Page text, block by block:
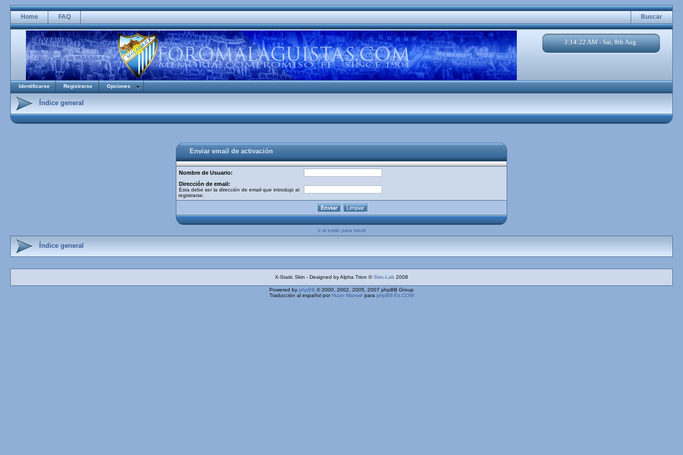
Home FAQ Buscar
3:14:22 AM - Sat, 8th Aug
Identificarse Registrarse Opciones
Índice general
Enviar email de activación
Nombre de Usuario:
Dirección de email:
Esta debe ser la dirección de email que introdujo al
registrarse.
Ir al estilo para movil
Índice general
X-Static Skin - Designed by Alpha Trion ©Skin-Lab 2008
Powered by phpBB © 2000, 2002, 2005, 2007 phpBB Group
Traducción al español por Huan Manwë para phpBB-Es.COM